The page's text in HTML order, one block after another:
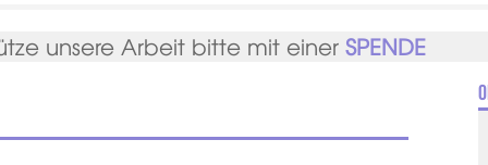
unsere Arbeit bitte mit einerSPENDE